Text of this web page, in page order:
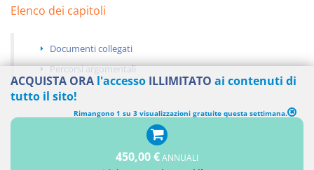
Elenco dei capitoli
Documenti collegati
Percorsi argomentali
DISPOSIZIONI IN MATERIA DI ELEZIONE DEL PRESIDENTE DELLA
PROVINCIA E DEL CONSIGLIO PROVINCIALE
ACQUISTA ORA l'accesso ILLIMITATO ai contenuti di
tutto il sito!
Rimangono 1 su 3 visualizzazioni gratuite questa settimana.
450,00 €ANNUALI